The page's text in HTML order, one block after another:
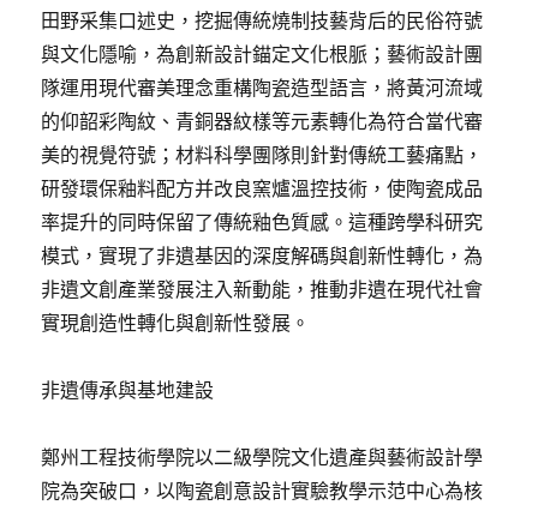
田野采集口述史，挖掘傳統燒制技藝背后的民俗符號
與文化隱喻，為創新設計錨定文化根脈；藝術設計團
隊運用現代審美理念重構陶瓷造型語言，將黃河流域
的仰韶彩陶紋、青銅器紋樣等元素轉化為符合當代審
美的視覺符號；材料科學團隊則針對傳統工藝痛點，
研發環保釉料配方并改良窯爐溫控技術，使陶瓷成品
率提升的同時保留了傳統釉色質感。這種跨學科研究
模式，實現了非遺基因的深度解碼與創新性轉化，為
非遺文創產業發展注入新動能，推動非遺在現代社會
實現創造性轉化與創新性發展。
非遺傳承與基地建設
鄭州工程技術學院以二級學院文化遺產與藝術設計學
院為突破口，以陶瓷創意設計實驗教學示范中心為核